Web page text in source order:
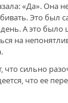
«Да». Она
Это был
А это было
на
что сильно
что ее